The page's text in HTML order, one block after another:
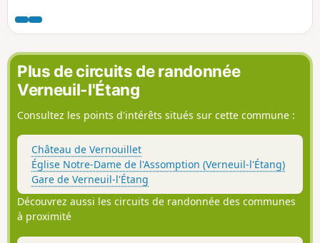
Plus de circuits de randonnée
Verneuil-l'Étang
Consultez les points d'intérêts situés sur cette commune :
Château de Vernouillet
Église Notre-Dame de l'Assomption (Verneuil-l'Étang)
Gare de Verneuil-l'Étang
Découvrez aussi les circuits de randonnée des communes
à proximité